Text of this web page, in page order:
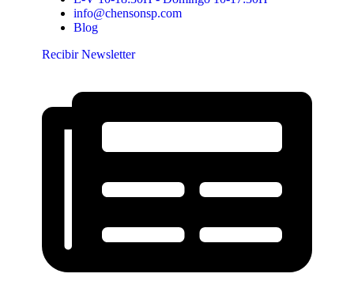
info@chensonsp.com
Blog
Recibir Newsletter